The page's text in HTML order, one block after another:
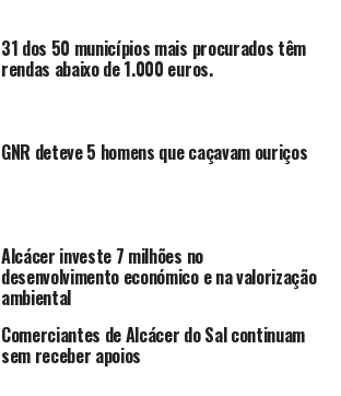
31 dos 50 municípios mais procurados têm
rendas abaixo de 1.000 euros.
GNR deteve 5 homens que caçavam ouriços
Alcácer investe 7 milhões no
desenvolvimento económico e na valorização
ambiental
Comerciantes de Alcácer do Sal continuam
sem receber apoios